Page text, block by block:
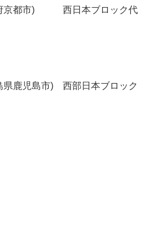
京都市) 西日本ブロック代
鹿児島市) 西部日本ブロック